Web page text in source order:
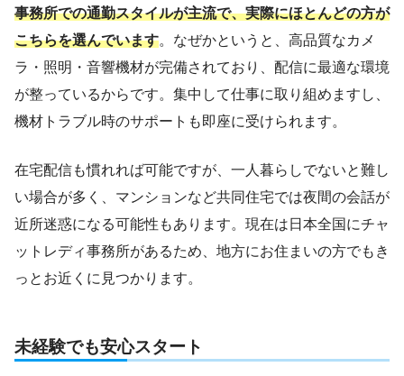
事務所での通勤スタイルが主流で、実際にほとんどの方が
こちらを選んでいます。なぜかというと、高品質なカメ
ラ・照明・音響機材が完備されており、配信に最適な環境
が整っているからです。集中して仕事に取り組めますし、
機材トラブル時のサポートも即座に受けられます。
在宅配信も慣れれば可能ですが、一人暮らしでないと難し
い場合が多く、マンションなど共同住宅では夜間の会話が
近所迷惑になる可能性もあります。現在は日本全国にチャ
ットレディ事務所があるため、地方にお住まいの方でもき
っとお近くに見つかります。
未経験でも安心スタート